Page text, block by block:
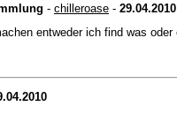
- chilleroase - 29.04.2010
entweder ich find was oder